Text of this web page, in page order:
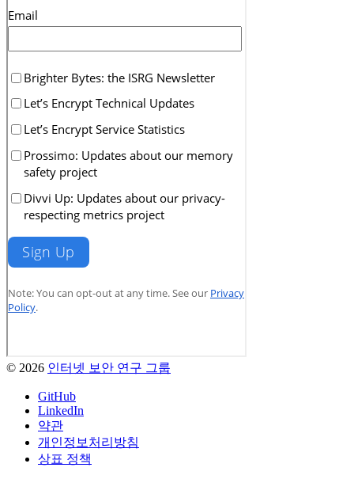
© 2026 인터넷 보안 연구 그룹
GitHub
LinkedIn
약관
개인정보처리방침
상표 정책